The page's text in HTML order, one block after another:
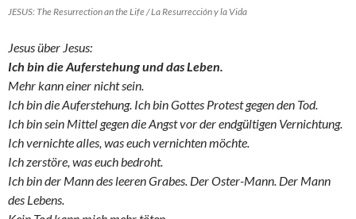
JESUS: The Resurrection an the Life / La Resurrección y la Vida
Jesus über Jesus:
Ich bin die Auferstehung und das Leben.
Mehr kann einer nicht sein.
Ich bin die Auferstehung. Ich bin Gottes Protest gegen den Tod.
Ich bin sein Mittel gegen die Angst vor der endgültigen Vernichtung.
Ich vernichte alles, was euch vernichten möchte.
Ich zerstöre, was euch bedroht.
Ich bin der Mann des leeren Grabes. Der Oster-Mann. Der Mann
des Lebens.